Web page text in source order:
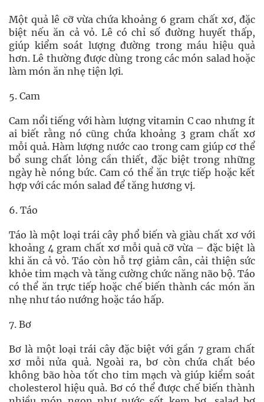
Một quả lê cỡ vừa chứa khoảng 6 gram chất xơ, đặc
biệt nếu ăn cả vỏ. Lê có chỉ số đường huyết thấp,
giúp kiểm soát lượng đường trong máu hiệu quả
hơn. Lê thường được dùng trong các món salad hoặc
làm món ăn nhẹ tiện lợi.
5. Cam
Cam nổi tiếng với hàm lượng vitamin C cao nhưng ít
ai biết rằng nó cũng chứa khoảng 3 gram chất xơ
mỗi quả. Hàm lượng nước cao trong cam giúp cơ thể
bổ sung chất lỏng cần thiết, đặc biệt trong những
ngày hè nóng bức. Cam có thể ăn trực tiếp hoặc kết
hợp với các món salad để tăng hương vị.
6. Táo
Táo là một loại trái cây phổ biến và giàu chất xơ với
khoảng 4 gram chất xơ mỗi quả cỡ vừa – đặc biệt là
khi ăn cả vỏ. Táo còn hỗ trợ giảm cân, cải thiện sức
khỏe tim mạch và tăng cường chức năng não bộ. Táo
có thể ăn trực tiếp hoặc chế biến thành các món ăn
nhẹ như táo nướng hoặc táo hấp.
7. Bơ
Bơ là một loại trái cây đặc biệt với gần 7 gram chất
xơ mỗi nửa quả. Ngoài ra, bơ còn chứa chất béo
không bão hòa tốt cho tim mạch và giúp kiểm soát
cholesterol hiệu quả. Bơ có thể được chế biến thành